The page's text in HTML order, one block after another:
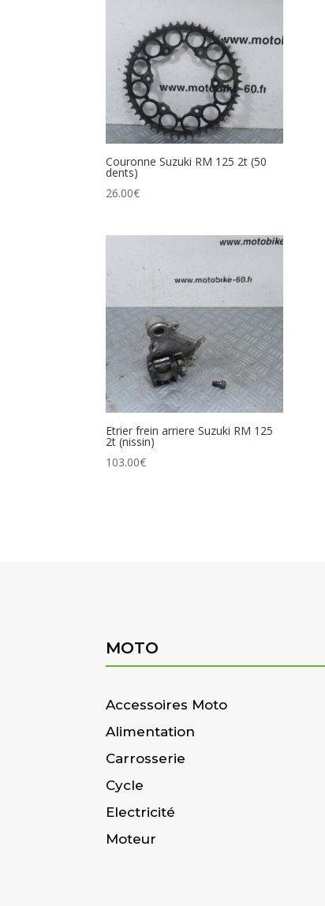
Couronne Suzuki RM 125 2t (50
dents)
26.00€
Etrier frein arriere Suzuki RM 125
2t (nissin)
103.00€
MOTO
Accessoires Moto
Alimentation
Carrosserie
Cycle
Electricité
Moteur